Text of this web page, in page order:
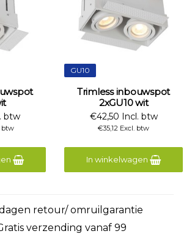
btw
btw
GU10
Trimless inbouwspot
2xGU10 wit
€42,50 Incl. btw
€35,12 Excl. btw
In winkelwagen
retour/ omruilgarantie
verzending vanaf 99